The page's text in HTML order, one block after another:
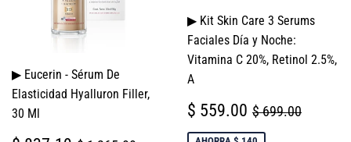
▶ Eucerin - Sérum De
Elasticidad Hyalluron Filler,
30 Ml
▶ Kit Skin Care 3 Serums
Faciales Día y Noche:
Vitamina C 20%, Retinol 2.5%,
A
PRECIO
DE
$ 559.00 $
559.00
PRECIO
$ 699.00